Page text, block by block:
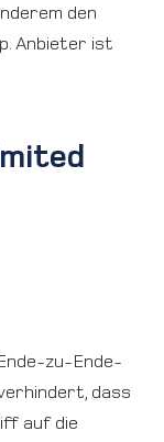
den
Anbieter ist
zu-Ende-
dass
auf die